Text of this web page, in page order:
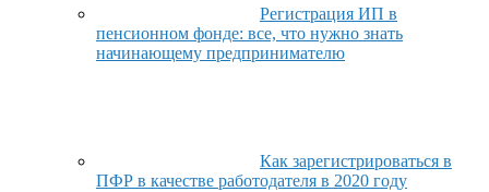
Регистрация ИП в
пенсионном фонде: все, что нужно знать
начинающему предпринимателю
Как зарегистрироваться в
ПФР в качестве работодателя в 2020 году